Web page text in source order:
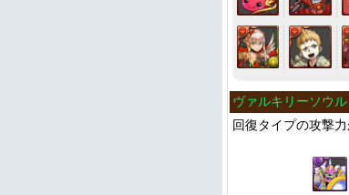
ヴァルキリーソウル
回復タイプの攻撃力